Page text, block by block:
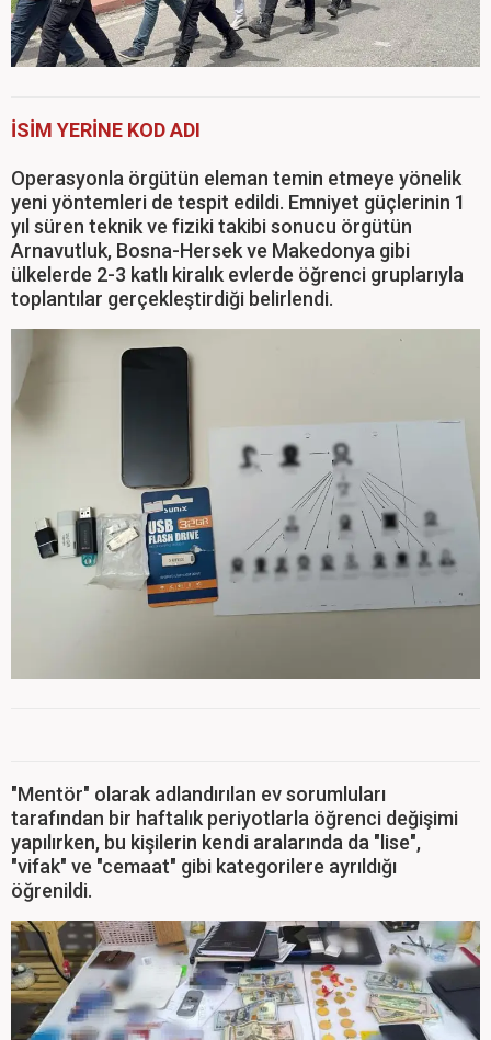
İSİM YERİNE KOD ADI
Operasyonla örgütün eleman temin etmeye yönelik
yeni yöntemleri de tespit edildi. Emniyet güçlerinin 1
yıl süren teknik ve fiziki takibi sonucu örgütün
Arnavutluk, Bosna-Hersek ve Makedonya gibi
ülkelerde 2-3 katlı kiralık evlerde öğrenci gruplarıyla
toplantılar gerçekleştirdiği belirlendi.
"Mentör" olarak adlandırılan ev sorumluları
tarafından bir haftalık periyotlarla öğrenci değişimi
yapılırken, bu kişilerin kendi aralarında da "lise",
"vifak" ve "cemaat" gibi kategorilere ayrıldığı
öğrenildi.